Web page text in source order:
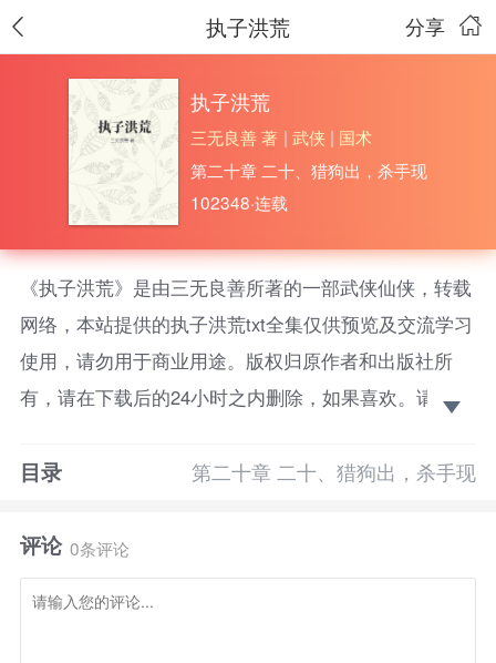
分享
执子洪荒
执子洪荒
三无良善 著 | 武侠 | 国术
第二十章 二十、猎狗出，杀手现
102348·连载
《执子洪荒》是由三无良善所著的一部武侠仙侠，转载
网络，本站提供的执子洪荒txt全集仅供预览及交流学习
使用，请勿用于商业用途。版权归原作者和出版社所
有，请在下载后的24小时之内删除，如果喜欢。请支持
一天连规则都是自私的，众生将何从？
天骄朝斗，真相浮出，天地皆是局中局，路在何方？
目录 第二十章 二十、猎狗出，杀手现
评论 0条评论